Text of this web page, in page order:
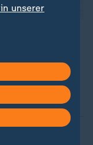
sinkt,
Was
des
die US-Zölle
unserer